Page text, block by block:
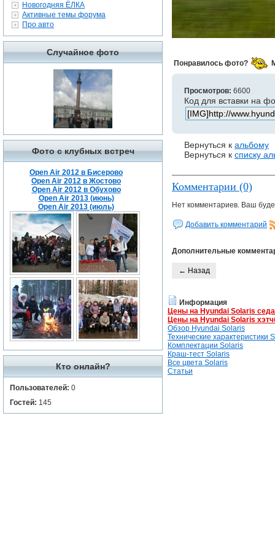
Новогодняя ЁЛКА
Активные темы форума
Про авто
Случайное фото
Фото с клубных встреч
Open Air 2012 в Бисерово
Open Air 2012 в Жостово
Open Air 2012 в Обухово
Open Air 2013 (июнь)
Open Air 2013 (июль)
Кто онлайн?
Пользователей: 0
Гостей: 145
Понравилось фото?
Просмотров: 6600
Код для вставки на
Вернуться к альбому
Вернуться к списку
Комментарии (0)
Нет комментариев. Ваш
Добавить комментарий
Дополнительные
← Назад
Информация
Цены на Hyundai Solaris
Цены на Hyundai Solaris
Обзор Hyundai Solaris
Технические характеристики
Комплектации Solaris
Краш-тест Solaris
Все цвета Solaris
Статьи